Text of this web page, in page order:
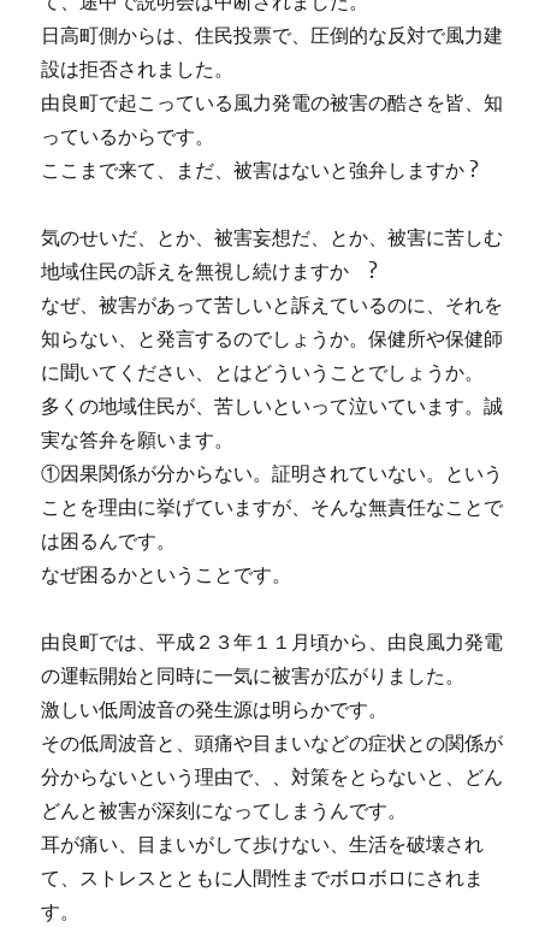
日高町側からは、住民投票で、圧倒的な反対で風力建
設は拒否されました。
由良町で起こっている風力発電の被害の酷さを皆、知
っているからです。
ここまで来て、まだ、被害はないと強弁しますか ?
気のせいだ、とか、被害妄想だ、とか、被害に苦しむ
地域住民の訴えを無視し続けますか ?
なぜ、被害があって苦しいと訴えているのに、それを
知らない、と発言するのでしょうか。保健所や保健師
に聞いてください、とはどういうことでしょうか。
多くの地域住民が、苦しいといって泣いています。誠
実な答弁を願います。
①因果関係が分からない。証明されていない。という
ことを理由に挙げていますが、そんな無責任なことで
は困るんです。
なぜ困るかということです。
由良町では、平成２３年１１月頃から、由良風力発電
の運転開始と同時に一気に被害が広がりました。
激しい低周波音の発生源は明らかです。
その低周波音と、頭痛や目まいなどの症状との関係が
分からないという理由で、、対策をとらないと、どん
どんと被害が深刻になってしまうんです。
耳が痛い、目まいがして歩けない、生活を破壊され
て、ストレスとともに人間性までボロボロにされま
す。